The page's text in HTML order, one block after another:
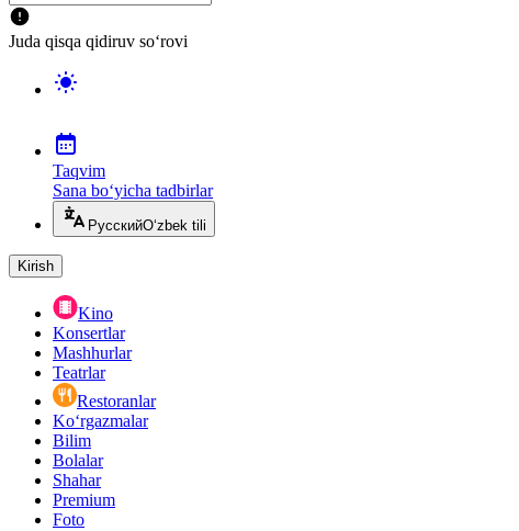
Juda qisqa qidiruv so‘rovi
Taqvim
Sana bo‘yicha tadbirlar
РусскийO‘zbek tili
Kirish
Kino
Konsertlar
Mashhurlar
Teatrlar
Restoranlar
Ko‘rgazmalar
Bilim
Bolalar
Shahar
Premium
Foto